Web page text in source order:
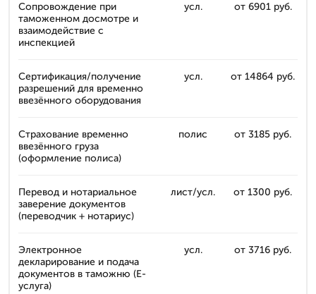
Сопровождение при
таможенном досмотре и
взаимодействие с
инспекцией
усл. от 6901 руб.
Сертификация/получение
разрешений для временно
ввезённого оборудования
усл. от 14864 руб.
Страхование временно
ввезённого груза
(оформление полиса)
полис от 3185 руб.
Перевод и нотариальное
заверение документов
(переводчик + нотариус)
лист/усл. от 1300 руб.
Электронное
декларирование и подача
документов в таможню (E-
услуга)
усл. от 3716 руб.